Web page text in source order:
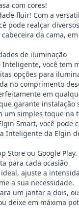
com cores!
fluir! Com a
pode realçar
cabeceira da cama,
de iluminação
Inteligente, você tem
opções para
no comprimento
em
garante instalação
um simples toque na
Smart, você pode
Inteligente da Elgin
Store ou Google Play.
para cada ocasião
ajuste a
a sua necessidade.
um jantar a dois,
deixe em máxima